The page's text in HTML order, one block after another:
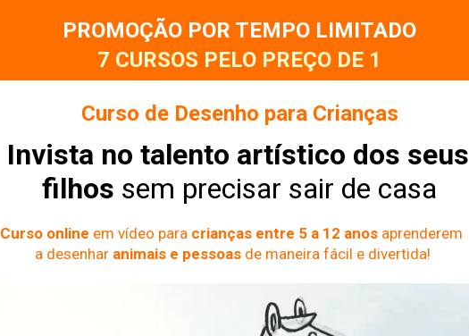
PROMOÇÃO POR TEMPO LIMITADO
7 CURSOS PELO PREÇO DE 1
Curso de Desenho para Crianças
Invista no talento artístico dos seus
filhos sem precisar sair de casa
Curso online em vídeo para crianças entre 5 a 12 anos aprenderem
a desenhar animais e pessoas de maneira fácil e divertida!